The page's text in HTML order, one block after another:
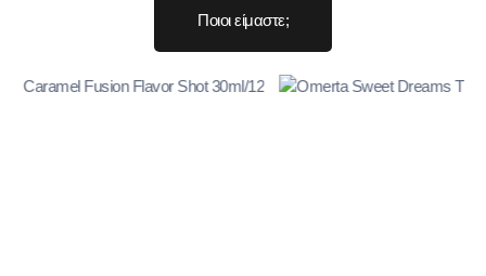
Ποιοι είμαστε;